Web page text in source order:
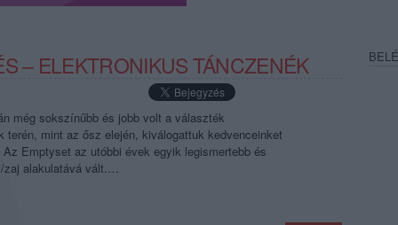
– ELEKTRONIKUS TÁNCZENÉK
még sokszínűbb és jobb volt a választék
terén, mint az ősz elején, kiválogattuk kedvenceinket
Emptyset az utóbbi évek egyik legismertebb és
zaj alakulatává vált.…